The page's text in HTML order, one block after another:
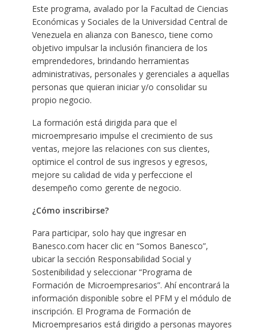
Este programa, avalado por la Facultad de Ciencias
Económicas y Sociales de la Universidad Central de
Venezuela en alianza con Banesco, tiene como
objetivo impulsar la inclusión financiera de los
emprendedores, brindando herramientas
administrativas, personales y gerenciales a aquellas
personas que quieran iniciar y/o consolidar su
propio negocio.
La formación está dirigida para que el
microempresario impulse el crecimiento de sus
ventas, mejore las relaciones con sus clientes,
optimice el control de sus ingresos y egresos,
mejore su calidad de vida y perfeccione el
desempeño como gerente de negocio.
¿Cómo inscribirse?
Para participar, solo hay que ingresar en
Banesco.com hacer clic en “Somos Banesco”,
ubicar la sección Responsabilidad Social y
Sostenibilidad y seleccionar “Programa de
Formación de Microempresarios”. Ahí encontrará la
información disponible sobre el PFM y el módulo de
inscripción. El Programa de Formación de
Microempresarios está dirigido a personas mayores